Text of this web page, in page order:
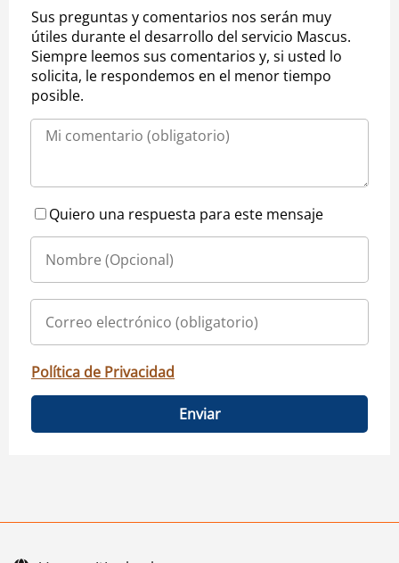
Sus preguntas y comentarios nos serán muy
útiles durante el desarrollo del servicio Mascus.
Siempre leemos sus comentarios y, si usted lo
solicita, le respondemos en el menor tiempo
posible.
Quiero una respuesta para este mensaje
Política de Privacidad
Enviar